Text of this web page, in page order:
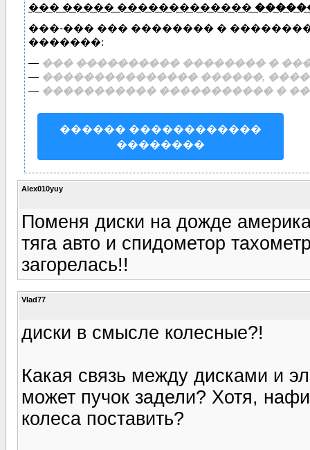
��� ����� �������������
���-��� ��� �������� �
�������:
— ��� ���������� �������� �
— ��������������� ������,
— ����������� ����������� �
������ ������������
��������
Alex010yuy
Поменя диски на дожде
тяга авто и спидометор
загорелась!!
Vlad77
диски в смысле колесные?!
Какая связь между дисками и
может пучок задели? Хотя,
колеса поставить?